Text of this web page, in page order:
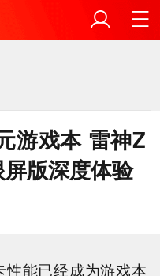
游戏本 雷神Z
版深度体验
能已经成为游戏本